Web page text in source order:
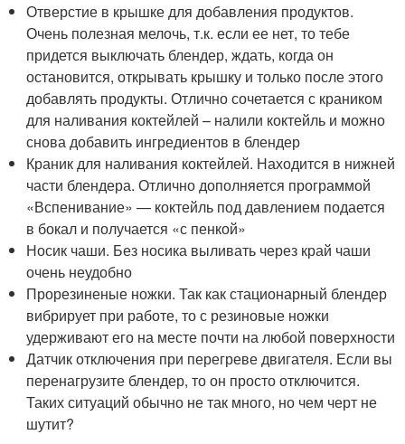
Отверстие в крышке для добавления продуктов.
Очень полезная мелочь, т.к. если ее нет, то тебе
придется выключать блендер, ждать, когда он
остановится, открывать крышку и только после этого
добавлять продукты. Отлично сочетается с краником
для наливания коктейлей – налили коктейль и можно
снова добавить ингредиентов в блендер
Краник для наливания коктейлей. Находится в нижней
части блендера. Отлично дополняется программой
«Вспенивание» — коктейль под давлением подается
в бокал и получается «с пенкой»
Носик чаши. Без носика выливать через край чаши
очень неудобно
Прорезиненые ножки. Так как стационарный блендер
вибрирует при работе, то с резиновые ножки
удерживают его на месте почти на любой поверхности
Датчик отключения при перегреве двигателя. Если вы
перенагрузите блендер, то он просто отключится.
Таких ситуаций обычно не так много, но чем черт не
шутит?